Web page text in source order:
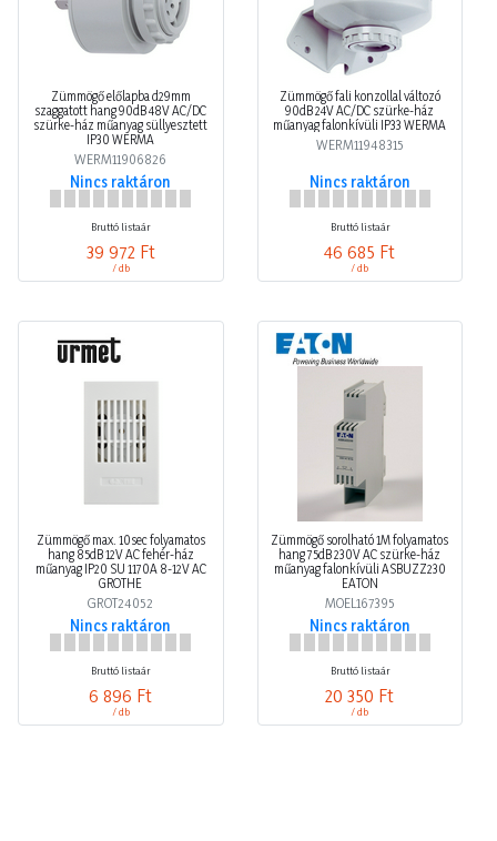
Zümmögő előlapba d29mm
szaggatott hang 90dB 48V AC/DC
szürke-ház műanyag süllyesztett
IP30 WERMA
WERM11906826
Nincs raktáron
Bruttó listaár
39 972 Ft
/ db
Zümmögő fali konzollal változó
90dB 24V AC/DC szürke-ház
műanyag falonkívüli IP33 WERMA
WERM11948315
Nincs raktáron
Bruttó listaár
46 685 Ft
/ db
Zümmögő max. 10sec folyamatos
hang 85dB 12V AC fehér-ház
műanyag IP20 SU 1170A 8-12V AC
GROTHE
GROT24052
Nincs raktáron
Bruttó listaár
6 896 Ft
/ db
Zümmögő sorolható 1M folyamatos
hang 75dB 230V AC szürke-ház
műanyag falonkívüli ASBUZZ230
EATON
MOEL167395
Nincs raktáron
Bruttó listaár
20 350 Ft
/ db